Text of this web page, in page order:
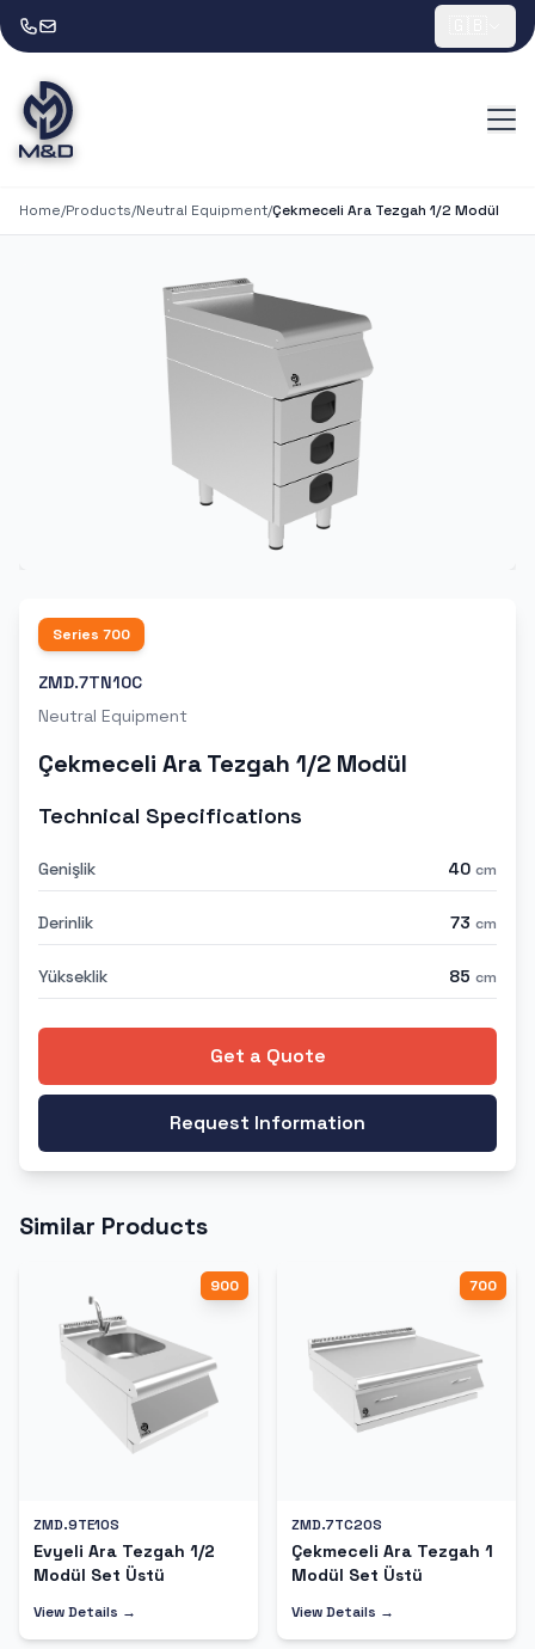
Home/Products/Neutral Equipment/Çekmeceli Ara Tezgah 1/2 Modül
Series 700
ZMD.7TN10C
Neutral Equipment
Çekmeceli Ara Tezgah 1/2 Modül
Technical Specifications
Genişlik 40 cm
Derinlik 73 cm
Yükseklik 85 cm
Get a Quote
Request Information
Similar Products
900
ZMD.9TE10S
Evyeli Ara Tezgah 1/2
Modül Set Üstü
View Details →
700
ZMD.7TC20S
Çekmeceli Ara Tezgah 1
Modül Set Üstü
View Details →